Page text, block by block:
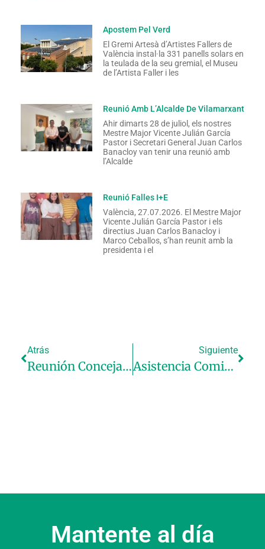
Apostem Pel Verd
El Gremi Artesà d’Artistes Fallers de
València instal·la 331 panells solars en
la teulada de la seu gremial, el Museu
de l’Artista Faller i les
Reunió Amb L’Alcalde De Vilamarxant
Ahir dimarts 28 de juliol, els nostres
Mestre Major Vicente Julián García
Pastor i Secretari General Juan Carlos
Banacloy van tenir una reunió amb
l’Alcalde
Reunió Falles I+E
València, 27.07.2026. El Mestre Major
Vicente Julián García Pastor i els
directius Juan Carlos Banacloy i
Marco Ceballos, s’han reunit amb la
presidenta i el
Atrás
Reunión Concejalía Fallas-Gremio
Siguiente
Asistencia Comida Convivencia JCF
Mantente al día